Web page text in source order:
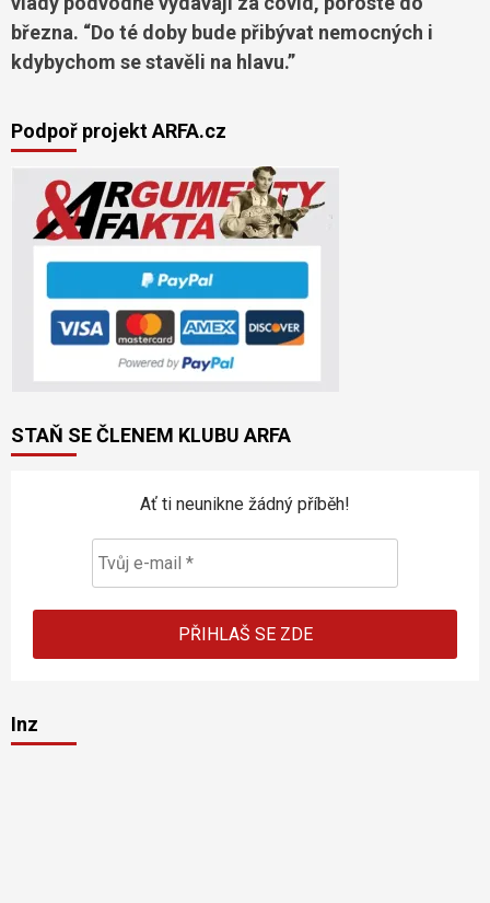
března. “Do té doby bude přibývat nemocných i
kdybychom se stavěli na hlavu.”
Podpoř projekt ARFA.cz
STAŇ SE ČLENEM KLUBU ARFA
Ať ti neunikne žádný příběh!
Inz